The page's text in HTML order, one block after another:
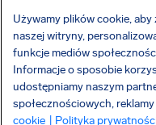
POBIERZ
Używamy plików cookie,
naszej witryny,
funkcje mediów
Informacje o sposobie
udostępniamy naszym
społecznościowych, reklamy
cookie
| Polityka